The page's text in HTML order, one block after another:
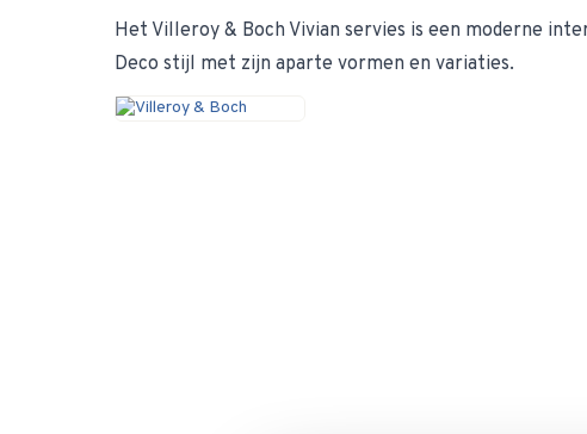
Het Villeroy & Boch Vivian servies is een moderne
Deco stijl met zijn aparte vormen en variaties.